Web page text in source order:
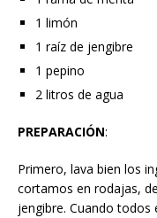
1 limón
1 raíz de jengibre
1 pepino
2 litros de agua
PREPARACIÓN:
Primero, lava bien los
cortamos en rodajas,
jengibre. Cuando